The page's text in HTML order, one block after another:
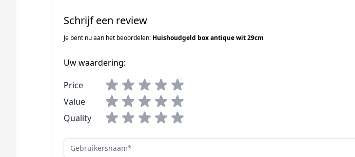
Schrijf een review
Je bent nu aan het beoordelen: Huishoudgeld box antique wit 29cm
Uw waardering:
Price
Value
Quality
Gebruikersnaam